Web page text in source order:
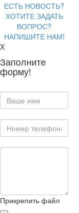
ЕСТЬ НОВОСТЬ?
ХОТИТЕ ЗАДАТЬ
ВОПРОС?
НАПИШИТЕ НАМ!
X
Заполните
форму!
Прикрепить файл